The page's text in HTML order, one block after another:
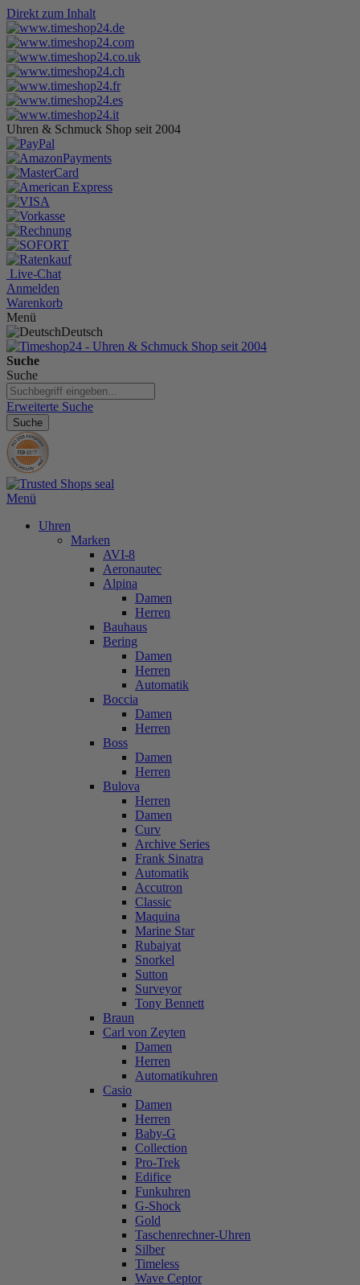
Direkt zum Inhalt
Uhren & Schmuck Shop seit 2004
Live-Chat
Anmelden
Warenkorb
Menü
Deutsch
Suche
Suche
Erweiterte Suche
Suche
Menü
Uhren
Marken
AVI-8
Aeronautec
Alpina
Damen
Herren
Bauhaus
Bering
Damen
Herren
Automatik
Boccia
Damen
Herren
Boss
Damen
Herren
Bulova
Herren
Damen
Curv
Archive Series
Frank Sinatra
Automatik
Accutron
Classic
Maquina
Marine Star
Rubaiyat
Snorkel
Sutton
Surveyor
Tony Bennett
Braun
Carl von Zeyten
Damen
Herren
Automatikuhren
Casio
Damen
Herren
Baby-G
Collection
Pro-Trek
Edifice
Funkuhren
G-Shock
Gold
Taschenrechner-Uhren
Silber
Timeless
Wave Ceptor